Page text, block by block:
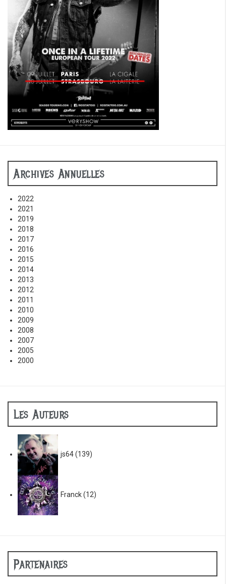
Archives Annuelles
2022
2021
2019
2018
2017
2016
2015
2014
2013
2012
2011
2010
2009
2008
2007
2005
2000
Les Auteurs
js64(139)
Franck(12)
Partenaires